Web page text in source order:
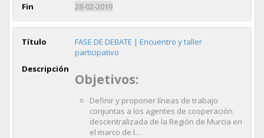
Fin
28-02-2019
Título
FASE DE DEBATE | Encuentro y taller
participativo
Descripción
Objetivos:
Definir y proponer líneas de trabajo
conjuntas a los agentes de cooperación
descentralizada de la Región de Murcia en
el marco de l...